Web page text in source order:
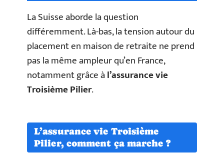
La Suisse aborde la question
différemment. Là-bas, la tension autour du
placement en maison de retraite ne prend
pas la même ampleur qu’en France,
notamment grâce àl’assurance vie
Troisième Pilier.
L’assurance vie Troisième
Pilier, comment ça marche ?